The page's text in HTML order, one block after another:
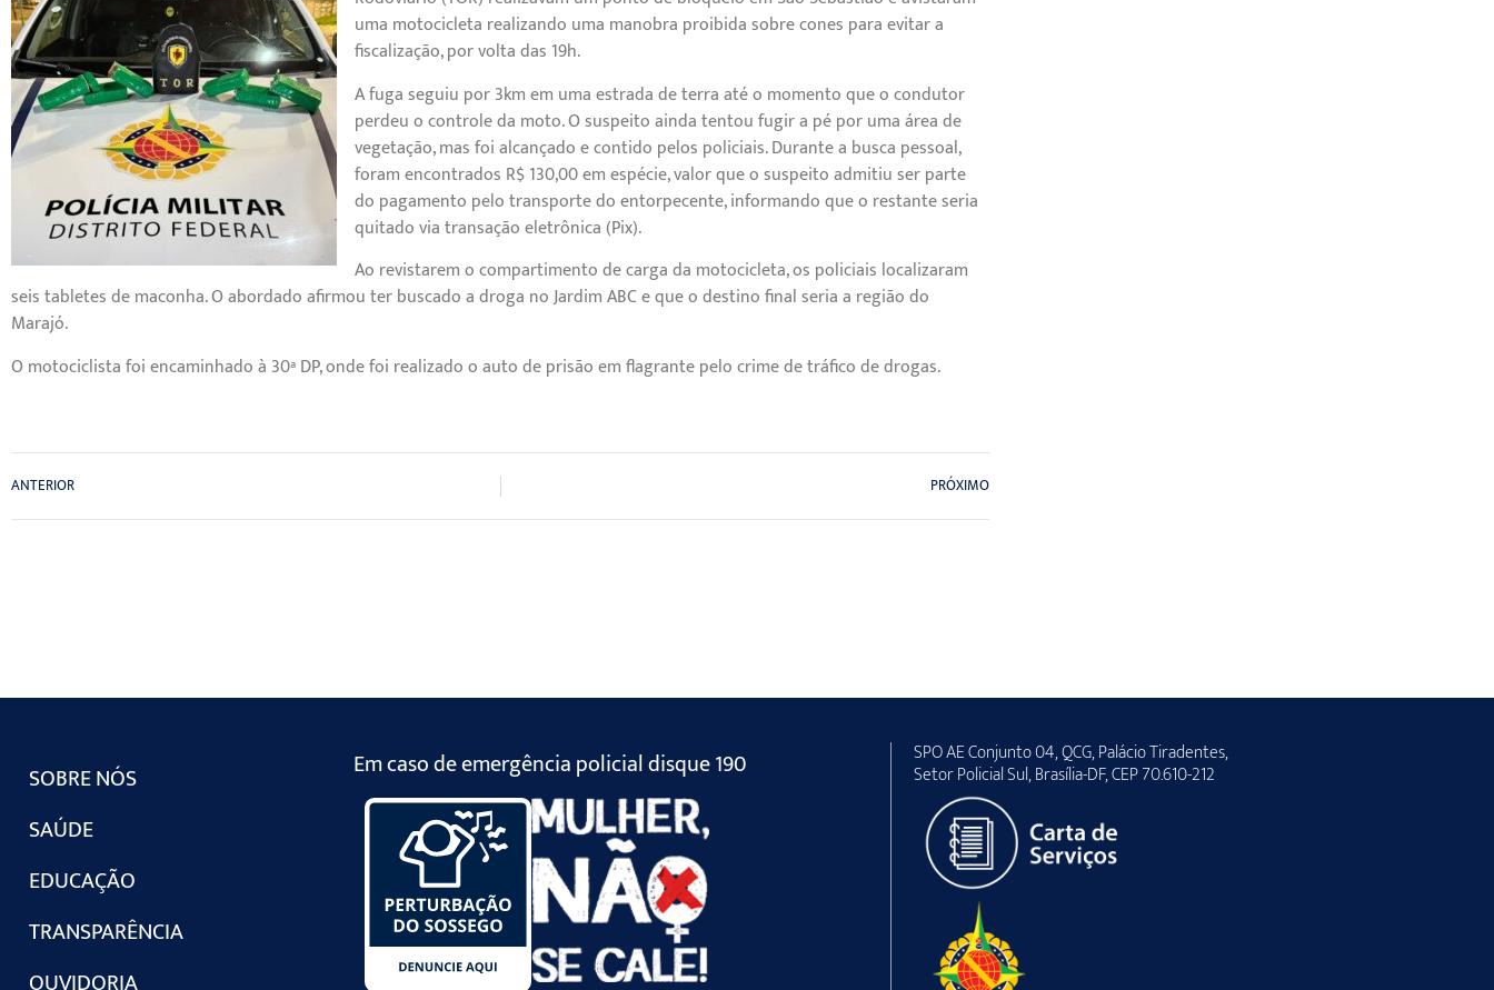
uma motocicleta realizando uma manobra proibida sobre cones para evitar a
fiscalização, por volta das 19h.
A fuga seguiu por 3km em uma estrada de terra até o momento que o condutor
perdeu o controle da moto. O suspeito ainda tentou fugir a pé por uma área de
vegetação, mas foi alcançado e contido pelos policiais. Durante a busca pessoal,
foram encontrados R$ 130,00 em espécie, valor que o suspeito admitiu ser parte
do pagamento pelo transporte do entorpecente, informando que o restante seria
quitado via transação eletrônica (Pix).
Ao revistarem o compartimento de carga da motocicleta, os policiais localizaram
seis tabletes de maconha. O abordado afirmou ter buscado a droga no Jardim ABC e que o destino final seria a região do
Marajó.
O motociclista foi encaminhado à 30ª DP, onde foi realizado o auto de prisão em flagrante pelo crime de tráfico de drogas.
ANTERIOR PRÓXIMO
SOBRE NÓS
SAÚDE
EDUCAÇÃO
TRANSPARÊNCIA
Em caso de emergência policial disque 190 SPO AE Conjunto 04, QCG, Palácio Tiradentes,
Setor Policial Sul, Brasília-DF, CEP 70.610-212